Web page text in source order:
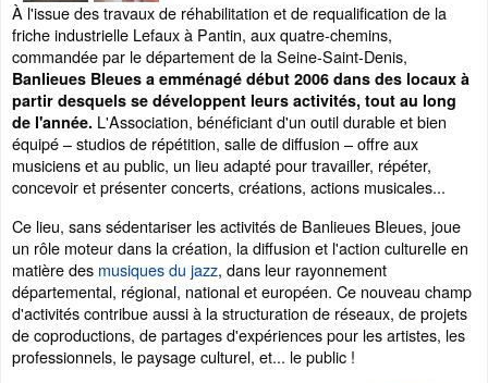
À l'issue des travaux de réhabilitation et de requalification de la
friche industrielle Lefaux à Pantin, aux quatre-chemins,
commandée par le département de la Seine-Saint-Denis,
Banlieues Bleues a emménagé début 2006 dans des locaux à
partir desquels se développent leurs activités, tout au long
de l'année. L'Association, bénéficiant d'un outil durable et bien
équipé – studios de répétition, salle de diffusion – offre aux
musiciens et au public, un lieu adapté pour travailler, répéter,
concevoir et présenter concerts, créations, actions musicales...
Ce lieu, sans sédentariser les activités de Banlieues Bleues, joue
un rôle moteur dans la création, la diffusion et l'action culturelle en
matière des musiques du jazz, dans leur rayonnement
départemental, régional, national et européen. Ce nouveau champ
d'activités contribue aussi à la structuration de réseaux, de projets
de coproductions, de partages d'expériences pour les artistes, les
professionnels, le paysage culturel, et... le public !